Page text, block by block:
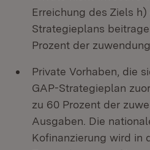
Erreichung des Ziels h)
Strategieplans
Prozent der
Private Vorhaben, die
GAP-Strategieplan
zu 60 Prozent der
Ausgaben. Die
Kofinanzierung wird in